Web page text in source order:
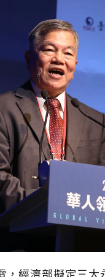
，經濟部擬定三大